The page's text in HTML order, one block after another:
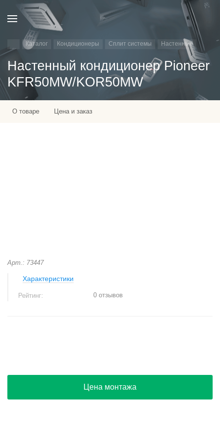
Каталог Кондиционеры Сплит системы Настенные
Настенный кондиционер Pioneer
KFR50MW/KOR50MW
О товаре Цена и заказ
Арт.: 73447
Характеристики
Рейтинг: 0 отзывов
Цена монтажа